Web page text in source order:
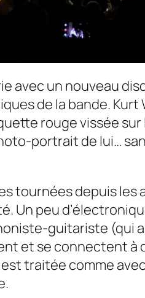
avec un nouveau
de la bande.
rouge vissée
portrait de lui…
tournées depuis
Un peu
guitariste (qui
et se connectent à
traitée comme